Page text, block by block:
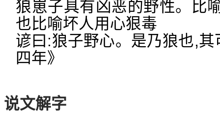
狼崽子具有凶恶的野性。比
也比喻坏人用心狠毒
谚曰:狼子野心。是乃狼也,
四年》
说文解字